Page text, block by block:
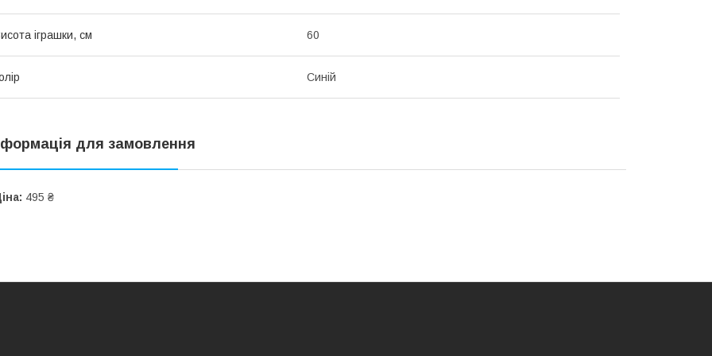
іграшки, см 60
Синій
для замовлення
495 ₴